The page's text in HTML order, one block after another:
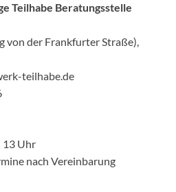
Teilhabe Beratungsstelle
von der Frankfurter Straße),
teilhabe.de
13 Uhr
nach Vereinbarung